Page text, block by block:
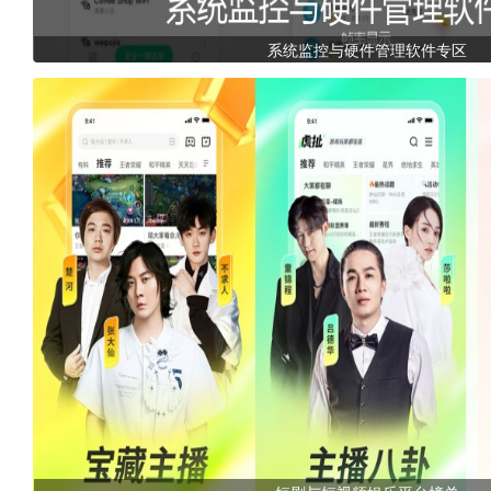
系统监控与硬件管理软件专区